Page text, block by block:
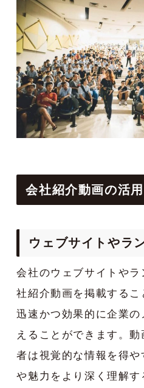
会社紹介動画の活
ウェブサイトやラ
会社のウェブサイトや
社紹介動画を掲載する
迅速かつ効果的に企業
えることができます。
者は視覚的な情報を得
や魅力をより深く理解す